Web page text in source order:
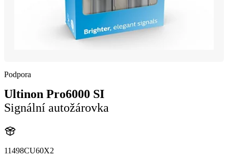
Podpora
Ultinon Pro6000 SI
Signální autožárovka
11498CU60X2